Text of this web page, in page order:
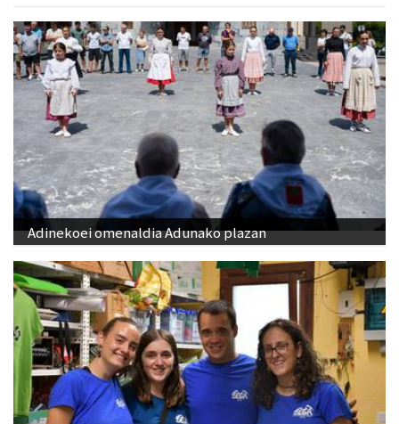
Adinekoei omenaldia Adunako plazan